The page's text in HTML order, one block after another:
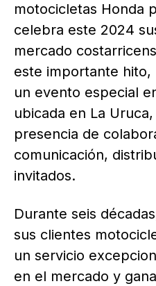
motocicletas Honda
celebra este 2024
mercado
este importante hito,
un evento especial
ubicada en La
presencia de
comunicación,
invitados.
Durante seis
sus clientes
un servicio
en el mercado y